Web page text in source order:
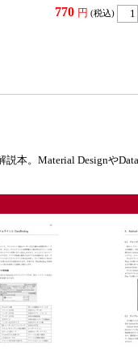
770 円 (税込)
説本。Material Designや